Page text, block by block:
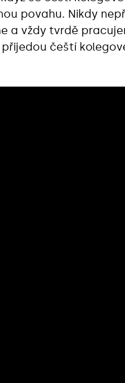
povahu. Nikdy
a vždy tvrdě
čeští